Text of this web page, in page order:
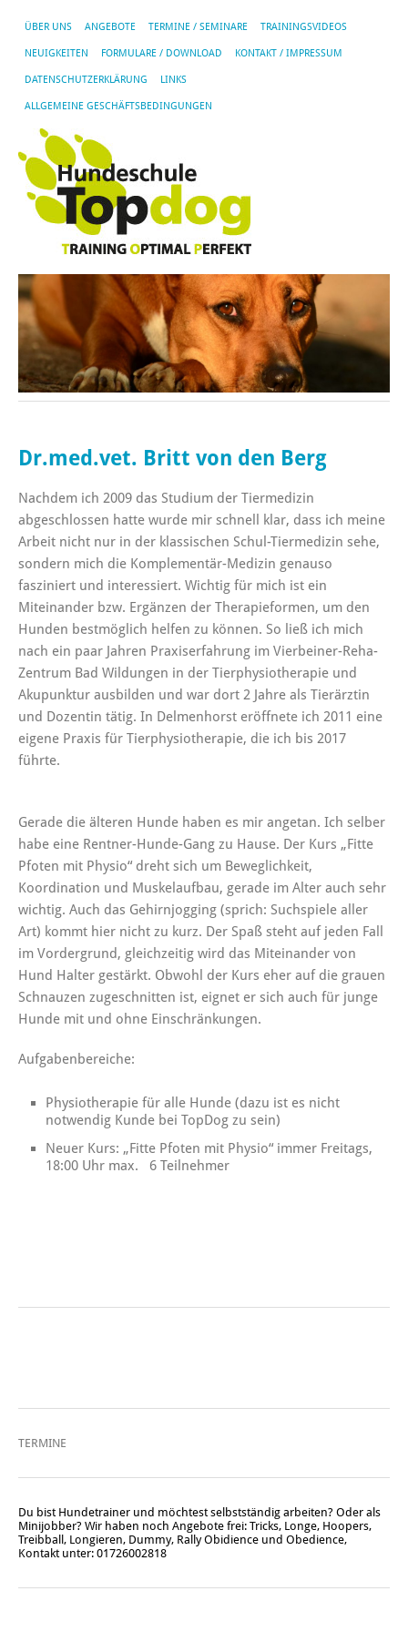
ÜBER UNS ANGEBOTE TERMINE / SEMINARE TRAININGSVIDEOS
NEUIGKEITEN FORMULARE / DOWNLOAD KONTAKT / IMPRESSUM
DATENSCHUTZERKLÄRUNG LINKS
ALLGEMEINE GESCHÄFTSBEDINGUNGEN
Dr.med.vet. Britt von den Berg
Nachdem ich 2009 das Studium der Tiermedizin
abgeschlossen hatte wurde mir schnell klar, dass ich meine
Arbeit nicht nur in der klassischen Schul-Tiermedizin sehe,
sondern mich die Komplementär-Medizin genauso
fasziniert und interessiert. Wichtig für mich ist ein
Miteinander bzw. Ergänzen der Therapieformen, um den
Hunden bestmöglich helfen zu können. So ließ ich mich
nach ein paar Jahren Praxiserfahrung im Vierbeiner-Reha-
Zentrum Bad Wildungen in der Tierphysiotherapie und
Akupunktur ausbilden und war dort 2 Jahre als Tierärztin
und Dozentin tätig. In Delmenhorst eröffnete ich 2011 eine
eigene Praxis für Tierphysiotherapie, die ich bis 2017
führte.
Gerade die älteren Hunde haben es mir angetan. Ich selber
habe eine Rentner-Hunde-Gang zu Hause. Der Kurs „Fitte
Pfoten mit Physio“ dreht sich um Beweglichkeit,
Koordination und Muskelaufbau, gerade im Alter auch sehr
wichtig. Auch das Gehirnjogging (sprich: Suchspiele aller
Art) kommt hier nicht zu kurz. Der Spaß steht auf jeden Fall
im Vordergrund, gleichzeitig wird das Miteinander von
Hund Halter gestärkt. Obwohl der Kurs eher auf die grauen
Schnauzen zugeschnitten ist, eignet er sich auch für junge
Hunde mit und ohne Einschränkungen.
Aufgabenbereiche:
Physiotherapie für alle Hunde (dazu ist es nicht
notwendig Kunde bei TopDog zu sein)
Neuer Kurs: „Fitte Pfoten mit Physio“ immer Freitags,
18:00 Uhr max. 6 Teilnehmer
TERMINE
Du bist Hundetrainer und möchtest selbstständig arbeiten? Oder als
Minijobber? Wir haben noch Angebote frei: Tricks, Longe, Hoopers,
Treibball, Longieren, Dummy, Rally Obidience und Obedience,
Kontakt unter: 01726002818